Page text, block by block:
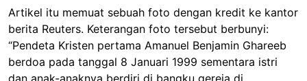
Artikel itu memuat sebuah foto dengan kredit ke kantor
berita Reuters. Keterangan foto tersebut berbunyi:
“Pendeta Kristen pertama Amanuel Benjamin Ghareeb
berdoa pada tanggal 8 Januari 1999 sementara istri
dan anak-anaknya berdiri di bangku gereja di